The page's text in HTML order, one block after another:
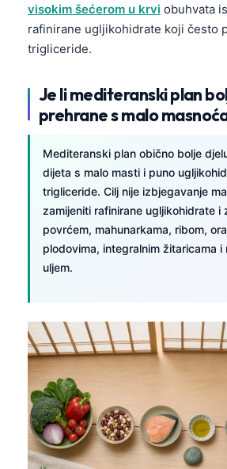
visokim šećerom u krvi obuhvata
rafinirane ugljikohidrate koji često
trigliceride.
Je li mediteranski plan
prehrane s malo
Mediteranski plan obično bolje
dijeta s malo masti i puno
trigliceride. Cilj nije izbjegavanje
zamijeniti rafinirane ugljikohidrate i
povrćem, mahunarkama, ribom,
plodovima, integralnim žitaricama i
uljem.
मराठी
తెలుగు
தமிழ்
ગુજરાતી
ಕನ್ನಡ
മലയാളം
Tagalog
ไทย
ភាសាខ្មែរ
Kiswahili
አማርኛ
Українська
Català
Қазақ тілі